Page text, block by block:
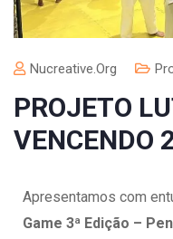
Nucreative.org
PROJETO
VENCENDO
Apresentamos com
Game 3ª Edição –